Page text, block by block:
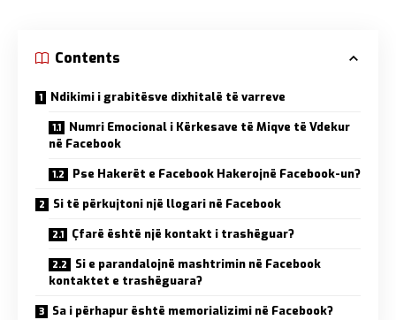
Contents
Ndikimi i grabitësve dixhitalë të varreve
Numri Emocional i Kërkesave të Miqve të Vdekur
në Facebook
Pse Hakerët e Facebook Hakerojnë Facebook-un?
Si të përkujtoni një llogari në Facebook
Çfarë është një kontakt i trashëguar?
Si e parandalojnë mashtrimin në Facebook
kontaktet e trashëguara?
Sa i përhapur është memorializimi në Facebook?